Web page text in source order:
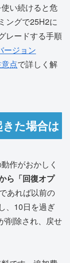
い続けると危
ングで25H2に
レードする手順
ージョン
点で詳しく解
た場合は
作がおかしく
ら「回復オプ
あれば以前の
、10日を過ぎ
削除され、戻せ